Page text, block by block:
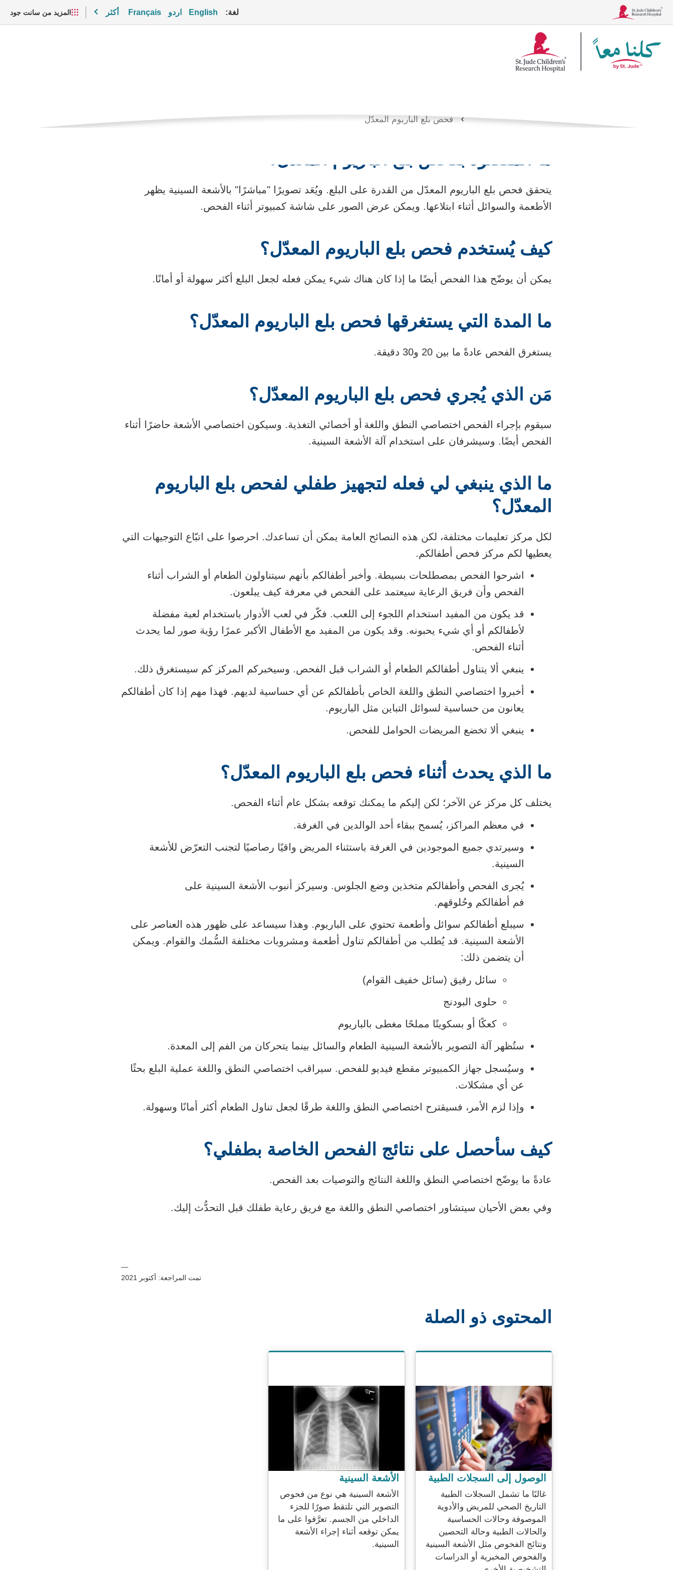
لغة: English اردو Français أكثر المزيد من سانت جود
فحص بلع الباريوم المعدّل
فحص بلع الباريوم المعدّل
يتحقق فحص بلع الباريوم المعدّل من القدرة على البلع. ويُعَد تصويرًا "مباشرًا" بالأشعة السينية يظهر
الأطعمة والسوائل أثناء ابتلاعها. ويمكن عرض الصور على شاشة كمبيوتر أثناء الفحص.
كيف يُستخدم فحص بلع الباريوم المعدّل؟
يمكن أن يوضّح هذا الفحص أيضًا ما إذا كان هناك شيء يمكن فعله لجعل البلع أكثر سهولة أو أمانًا.
ما المدة التي يستغرقها فحص بلع الباريوم المعدّل؟
يستغرق الفحص عادةً ما بين 20 و30 دقيقة.
مَن الذي يُجري فحص بلع الباريوم المعدّل؟
سيقوم بإجراء الفحص اختصاصي النطق واللغة أو أخصائي التغذية. وسيكون اختصاصي الأشعة حاضرًا أثناء
الفحص أيضًا. وسيشرفان على استخدام آلة الأشعة السينية.
ما الذي ينبغي لي فعله لتجهيز طفلي لفحص بلع الباريوم
المعدّل؟
لكل مركز تعليمات مختلفة، لكن هذه النصائح العامة يمكن أن تساعدك. احرصوا على اتبّاع التوجيهات التي
يعطيها لكم مركز فحص أطفالكم.
اشرحوا الفحص بمصطلحات بسيطة. وأخبر أطفالكم بأنهم سيتناولون الطعام أو الشراب أثناء
الفحص وأن فريق الرعاية سيعتمد على الفحص في معرفة كيف يبلعون.
قد يكون من المفيد استخدام اللجوء إلى اللعب. فكّر في لعب الأدوار باستخدام لعبة مفضلة
لأطفالكم أو أي شيء يحبونه. وقد يكون من المفيد مع الأطفال الأكبر عمرًا رؤية صور لما يحدث
أثناء الفحص.
ينبغي ألا يتناول أطفالكم الطعام أو الشراب قبل الفحص. وسيخبركم المركز كم سيستغرق ذلك.
أخبروا اختصاصي النطق واللغة الخاص بأطفالكم عن أي حساسية لديهم. فهذا مهم إذا كان أطفالكم
يعانون من حساسية لسوائل التباين مثل الباريوم.
ينبغي ألا تخضع المريضات الحوامل للفحص.
ما الذي يحدث أثناء فحص بلع الباريوم المعدّل؟
يختلف كل مركز عن الآخر؛ لكن إليكم ما يمكنك توقعه بشكل عام أثناء الفحص.
في معظم المراكز، يُسمح ببقاء أحد الوالدين في الغرفة.
وسيرتدي جميع الموجودين في الغرفة باستثناء المريض واقيًا رصاصيًا لتجنب التعرّض للأشعة
السينية.
يُجرى الفحص وأطفالكم متخذين وضع الجلوس. وسيركز أنبوب الأشعة السينية على
فم أطفالكم وحُلوقهم.
سيبلع أطفالكم سوائل وأطعمة تحتوي على الباريوم. وهذا سيساعد على ظهور هذه العناصر على
الأشعة السينية. قد يُطلب من أطفالكم تناول أطعمة ومشروبات مختلفة السُّمك والقوام. ويمكن
أن يتضمن ذلك:
سائل رقيق (سائل خفيف القوام)
حلوى البودنج
كعكًا أو بسكويتًا مملحًا مغطى بالباريوم
ستُظهر آلة التصوير بالأشعة السينية الطعام والسائل بينما يتحركان من الفم إلى المعدة.
وسيُسجل جهاز الكمبيوتر مقطع فيديو للفحص. سيراقب اختصاصي النطق واللغة عملية البلع بحثًا
عن أي مشكلات.
وإذا لزم الأمر، فسيقترح اختصاصي النطق واللغة طرقًا لجعل تناول الطعام أكثر أمانًا وسهولة.
كيف سأحصل على نتائج الفحص الخاصة بطفلي؟
عادةً ما يوضّح اختصاصي النطق واللغة النتائج والتوصيات بعد الفحص.
وفي بعض الأحيان سيتشاور اختصاصي النطق واللغة مع فريق رعاية طفلك قبل التحدُّث إليك.
—
تمت المراجعة: أكتوبر 2021
المحتوى ذو الصلة
الوصول إلى السجلات الطبية
غالبًا ما تشمل السجلات الطبية
التاريخ الصحي للمريض والأدوية
الموصوفة وحالات الحساسية
والحالات الطبية وحالة التحصين
ونتائج الفحوص مثل الأشعة السينية
والفحوص المخبرية أو الدراسات
الأشعة السينية
الأشعة السينية هي نوع من فحوص
التصوير التي تلتقط صورًا للجزء
الداخلي من الجسم. تعرَّفوا على ما
يمكن توقعه أثناء إجراء الأشعة
السينية.